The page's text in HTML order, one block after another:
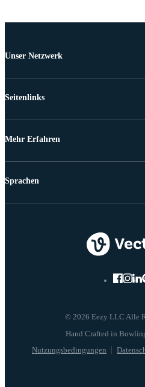
Unser Netzwerk
Seitenlinks
Mehr Erfahren
© 2026 Eezy LLC Alle
Nutzungsbedingungen
Sprachen